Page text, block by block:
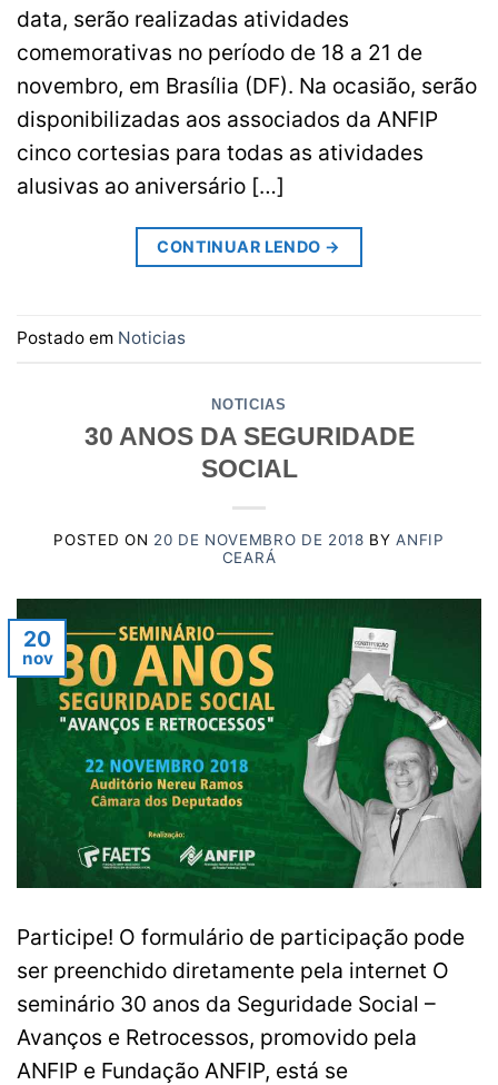
data, serão realizadas atividades
comemorativas no período de 18 a 21 de
novembro, em Brasília (DF). Na ocasião, serão
disponibilizadas aos associados da ANFIP
cinco cortesias para todas as atividades
alusivas ao aniversário […]
CONTINUAR LENDO →
Postado em Noticias
NOTICIAS
30 ANOS DA SEGURIDADE
SOCIAL
POSTED ON 20 DE NOVEMBRO DE 2018 BYANFIP
CEARÁ
20
nov
Participe! O formulário de participação pode
ser preenchido diretamente pela internet O
seminário 30 anos da Seguridade Social –
Avanços e Retrocessos, promovido pela
ANFIP e Fundação ANFIP, está se